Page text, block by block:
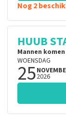
Nog 2
HUUB
Mannen
WOENSDAG
252026